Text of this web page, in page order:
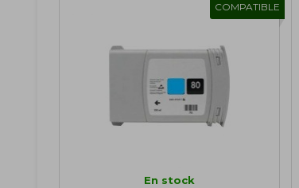
COMPATIBLE
En stock